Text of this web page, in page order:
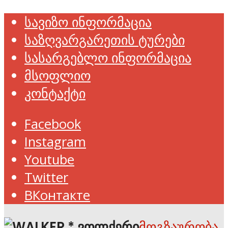
სავიზო ინფორმაცია
საზღვარგარეთის ტურები
სასარგებლო ინფორმაცია
მსოფლიო
კონტაქტი
Facebook
Instagram
Youtube
Twitter
ВКонтакте